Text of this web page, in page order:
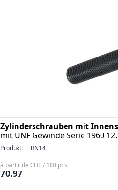
Zylinderschrauben mit
mit UNF Gewinde Serie 1960
Produkt: BN14
à partir de CHF / 100 pcs
70.97